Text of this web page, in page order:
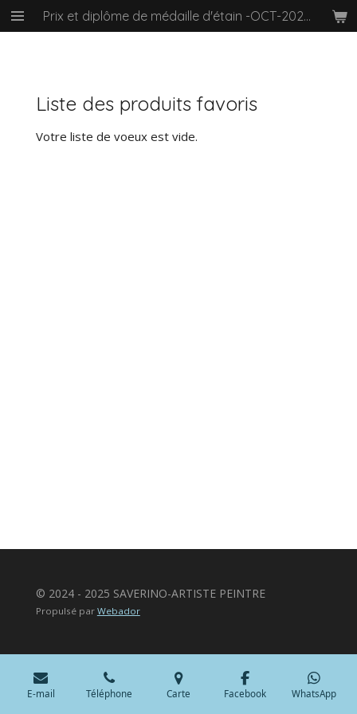
Passer
au
Prix et diplôme de médaille d'étain -OCT-2024-Academie Arts-Sciences et Lettres de Paris
Liste des produits favoris
Votre liste de voeux est vide.
© 2024 - 2025 SAVERINO-ARTISTE PEINTRE
Propulsé par Webador
E-mail Téléphone Carte Facebook WhatsApp